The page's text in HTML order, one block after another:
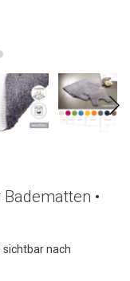
•
sichtbar nach